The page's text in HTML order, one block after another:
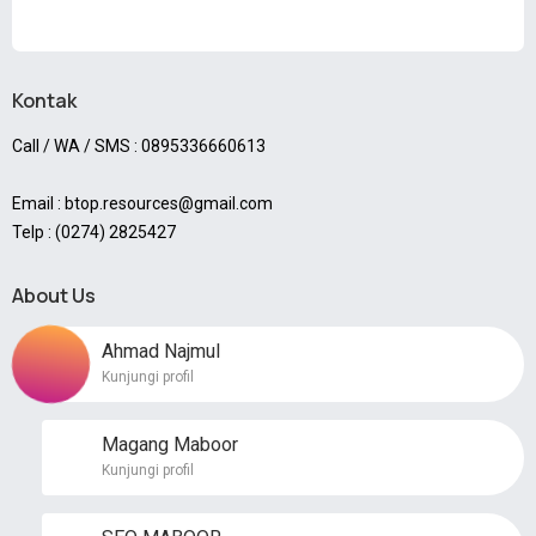
Kontak
Call / WA / SMS : 0895336660613
Email : btop.resources@gmail.com
Telp : (0274) 2825427
About Us
Ahmad Najmul
Kunjungi profil
Magang Maboor
Kunjungi profil